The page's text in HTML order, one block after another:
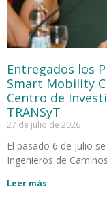
Entregados los
Smart Mobility
Centro de
TRANSyT
27 de julio de 2026
El pasado 6 de julio
Ingenieros de
Leer más